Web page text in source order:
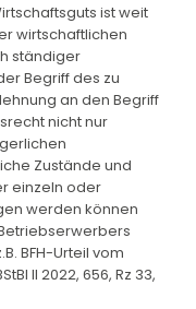
ist weit
wirtschaftlichen
ständiger
Begriff des zu
an den Begriff
nicht nur
Zustände und
einzeln oder
werden können
BFH-Urteil vom
II 2022, 656, Rz 33,